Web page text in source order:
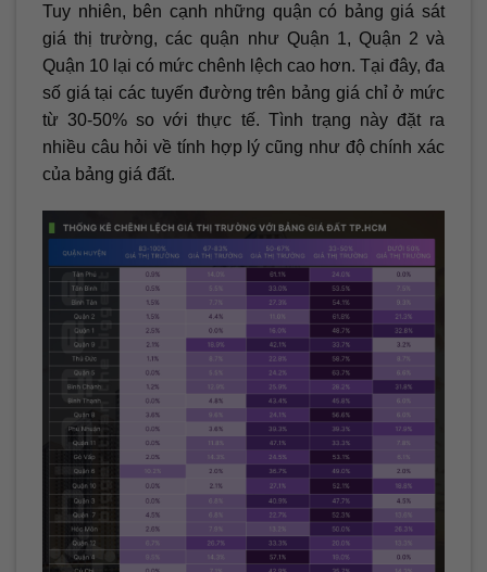
Tuy nhiên, bên cạnh những quận có bảng giá sát
giá thị trường, các quận như Quận 1, Quận 2 và
Quận 10 lại có mức chênh lệch cao hơn. Tại đây, đa
số giá tại các tuyến đường trên bảng giá chỉ ở mức
từ 30-50% so với thực tế. Tình trạng này đặt ra
nhiều câu hỏi về tính hợp lý cũng như độ chính xác
của bảng giá đất.